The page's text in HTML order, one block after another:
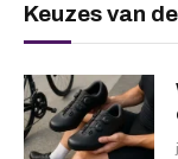
Keuzes van